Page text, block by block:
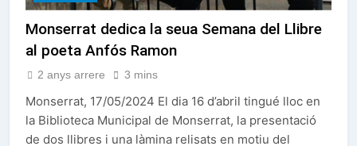
Monserrat dedica la seua Semana del Llibre
al poeta Anfós Ramon
2 anys arrere 3 mins
Monserrat, 17/05/2024 El dia 16 d’abril tingué lloc en
la Biblioteca Municipal de Monserrat, la presentació
de dos llibres i una làmina relisats en motiu del